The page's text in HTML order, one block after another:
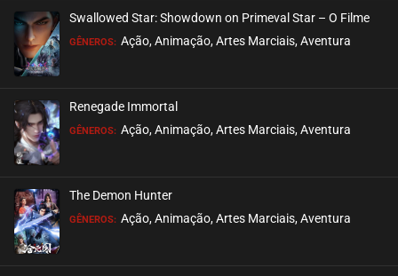
Swallowed Star: Showdown on Primeval Star – O Filme
GÊNEROS: Ação, Animação, Artes Marciais, Aventura
Renegade Immortal
GÊNEROS: Ação, Animação, Artes Marciais, Aventura
The Demon Hunter
GÊNEROS: Ação, Animação, Artes Marciais, Aventura